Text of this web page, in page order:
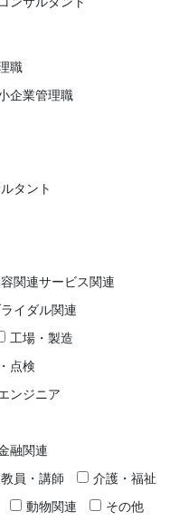
職
企業管理職
タント
関連サービス関連
イダル関連
工場・製造
点検
ンジニア
融関連
教員・講師
介護・福祉
動物関連 その他